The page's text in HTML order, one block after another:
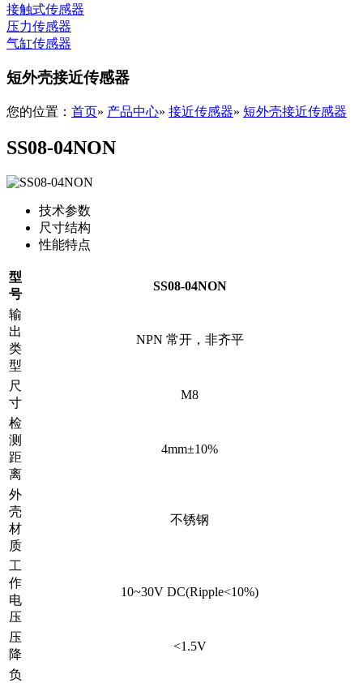
接触式传感器
压力传感器
气缸传感器
短外壳接近传感器
您的位置： 首页» 产品中心» 接近传感器» 短外壳接近传感器
SS08-04NON
技术参数
尺寸结构
性能特点
型
号
SS08-04NON
输
出
类
型
NPN 常开，非齐平
尺
寸
M8
检
测
距
离
4mm±10%
外
壳
材
质
不锈钢
工
作
电
压
10~30V DC(Ripple<10%)
压
降
<1.5V
负